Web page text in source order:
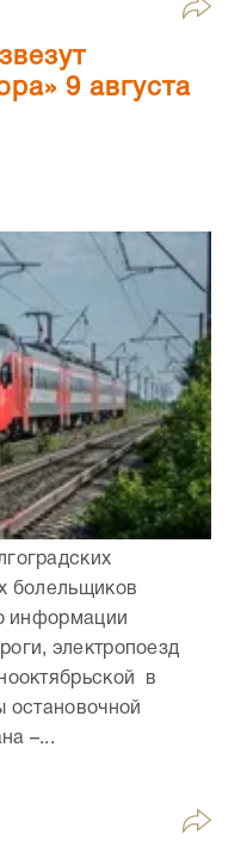
9 августа
болельщиков
информации
электропоезд
в
–...